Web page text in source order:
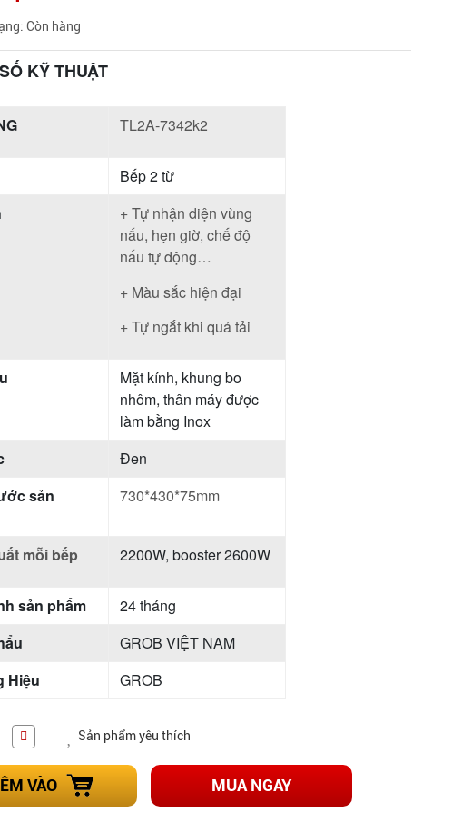
Còn hàng
KỸ THUẬT
TL2A-7342k2
Bếp 2 từ
+ Tự nhận diện vùng
nấu, hẹn giờ, chế độ
nấu tự động…
+ Màu sắc hiện đại
+ Tự ngắt khi quá tải
Mặt kính, khung bo
nhôm, thân máy được
làm bằng Inox
Đen
sản
730*430*75mm
mỗi bếp 2200W, booster 2600W
sản phẩm
24 tháng
GROB VIỆT NAM
Hiệu
GROB
Sản phẩm yêu thích
VÀO MUA NGAY